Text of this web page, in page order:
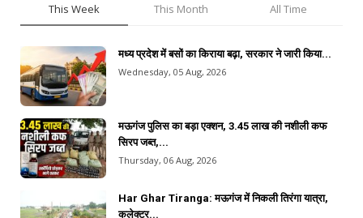
This Week This Month All Time
मध्य प्रदेश में बसों का किराया बढ़ा, सरकार ने जारी किया...
Wednesday, 05 Aug, 2026
मऊगंज पुलिस का बड़ा एक्शन, 3.45 लाख की नशीली कफ
सिरप जब्त,...
Thursday, 06 Aug, 2026
Har Ghar Tiranga: मऊगंज में निकली तिरंगा यात्रा,
कलेक्टर...